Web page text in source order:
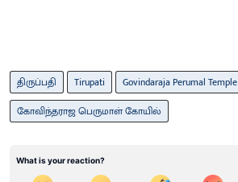
திருப்பதி Tirupati
Govindaraja Perumal Temple
கோவிந்தராஜ பெருமாள் கோயில்